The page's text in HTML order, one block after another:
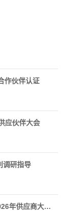
作伙伴认证
应伙伴大会
调研指导
共筑新生态 聚力赢未来 ——新大陆自动识别2026年供应商大会圆满举行